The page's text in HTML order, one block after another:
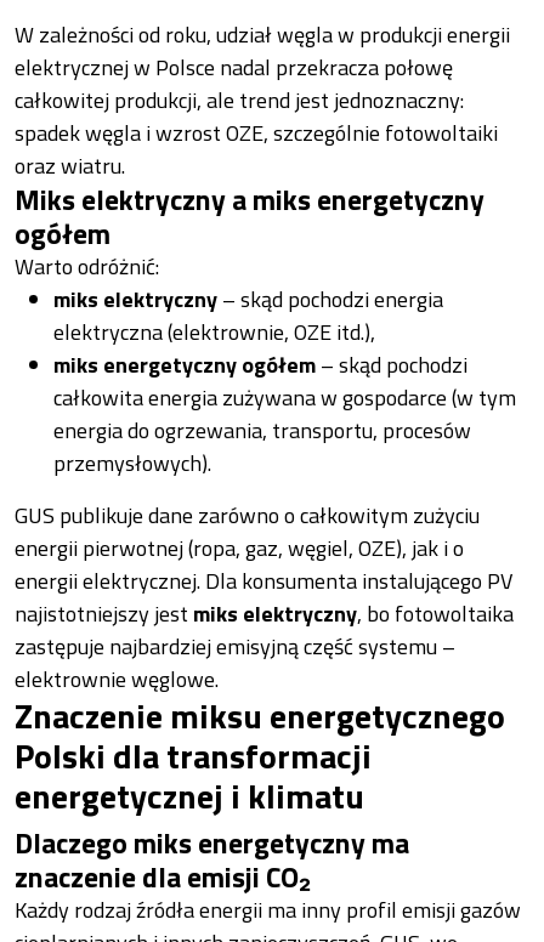
W zależności od roku, udział węgla w produkcji energii
elektrycznej w Polsce nadal przekracza połowę
całkowitej produkcji, ale trend jest jednoznaczny:
spadek węgla i wzrost OZE, szczególnie fotowoltaiki
oraz wiatru.
Miks elektryczny a miks energetyczny
ogółem
Warto odróżnić:
miks elektryczny– skąd pochodzi energia
elektryczna (elektrownie, OZE itd.),
miks energetyczny ogółem– skąd pochodzi
całkowita energia zużywana w gospodarce (w tym
energia do ogrzewania, transportu, procesów
przemysłowych).
GUS publikuje dane zarówno o całkowitym zużyciu
energii pierwotnej (ropa, gaz, węgiel, OZE), jak i o
energii elektrycznej. Dla konsumenta instalującego PV
najistotniejszy jest miks elektryczny, bo fotowoltaika
zastępuje najbardziej emisyjną część systemu –
elektrownie węglowe.
Znaczenie miksu energetycznego
Polski dla transformacji
energetycznej i klimatu
Dlaczego miks energetyczny ma
znaczenie dla emisji CO₂
Każdy rodzaj źródła energii ma inny profil emisji gazów